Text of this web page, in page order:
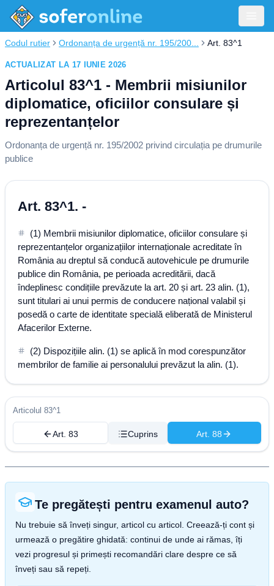
Codul rutier Ordonanța de urgență nr. 195/200... Art. 83^1
ACTUALIZAT LA 17 IUNIE 2026
Articolul 83^1 - Membrii misiunilor
diplomatice, oficiilor consulare și
reprezentanțelor
Ordonanța de urgență nr. 195/2002 privind circulația pe drumurile
publice
Art. 83^1. -
(1) Membrii misiunilor diplomatice, oficiilor consulare și
reprezentanțelor organizațiilor internaționale acreditate în
România au dreptul să conducă autovehicule pe drumurile
publice din România, pe perioada acreditării, dacă
îndeplinesc condițiile prevăzute la art. 20 și art. 23 alin. (1),
sunt titulari ai unui permis de conducere național valabil și
posedă o carte de identitate specială eliberată de Ministerul
Afacerilor Externe.
(2) Dispozițiile alin. (1) se aplică în mod corespunzător
membrilor de familie ai personalului prevăzut la alin. (1).
Articolul 83^1
Art. 83 Cuprins Art. 88
Te pregătești pentru examenul auto?
Nu trebuie să înveți singur, articol cu articol. Creează-ți cont și
urmează o pregătire ghidată: continui de unde ai rămas, îți
vezi progresul și primești recomandări clare despre ce să
înveți sau să repeți.